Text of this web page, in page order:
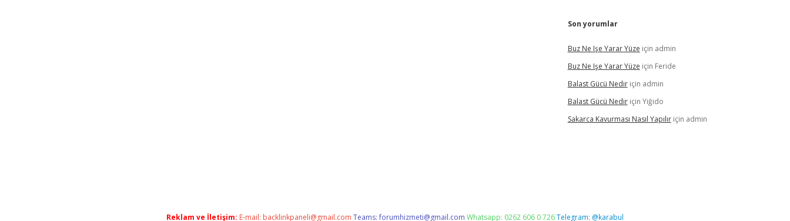
Son yorumlar
Buz Ne Işe Yarar Yüze için admin
Buz Ne Işe Yarar Yüze için Feride
Balast Gücü Nediriçin admin
Balast Gücü Nediriçin Yiğido
Sakarca Kavurması Nasıl Yapılıriçin admin
Reklam ve İletişim: E-mail: backlinkpaneli@gmail.com Teams:forumhizmeti@gmail.com Whatsapp: 0262 606 0 726Telegram: @karabul